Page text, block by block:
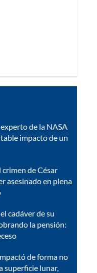
de la NASA
impacto de un
de César
asesinado en plena
cadáver de su
la pensión:
de forma no
superficie lunar,